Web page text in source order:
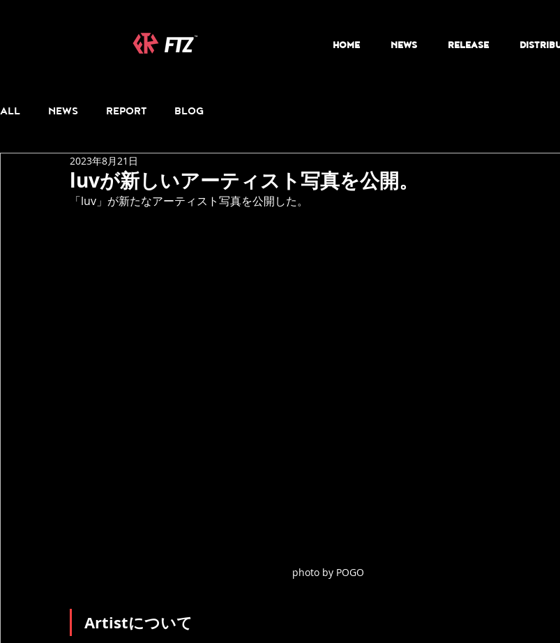
HOME NEWS RELEASE
ALL NEWS REPORT BLOG
luvが新しいアーティスト写真を公開。
2023年8月21日
「luv」が新たなアーティスト写真を公開した。
photo by POGO
Artistについて